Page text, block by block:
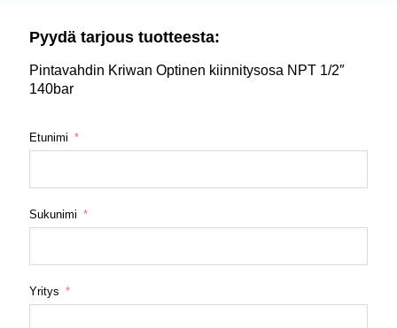
Pyydä tarjous tuotteesta:
Pintavahdin Kriwan Optinen kiinnitysosa NPT 1/2″
140bar
Etunimi
Sukunimi
Yritys